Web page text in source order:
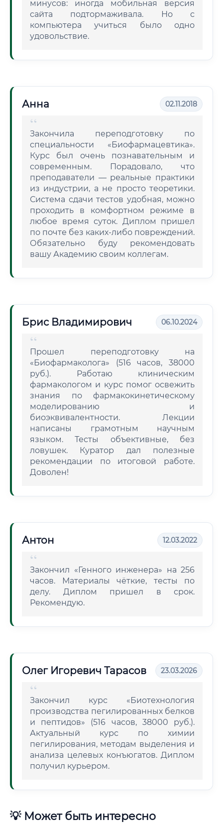
минусов: иногда мобильная версия
сайта подтормаживала. Но с
компьютера учиться было одно
удовольствие.
Анна 02.11.2018
Закончила переподготовку по
специальности «Биофармацевтика».
Курс был очень познавательным и
современным. Порадовало, что
преподаватели — реальные практики
из индустрии, а не просто теоретики.
Система сдачи тестов удобная, можно
проходить в комфортном режиме в
любое время суток. Диплом пришел
по почте без каких-либо повреждений.
Обязательно буду рекомендовать
вашу Академию своим коллегам.
Брис Владимирович 06.10.2024
Прошел переподготовку на
«Биофармаколога» (516 часов, 38000
руб.). Работаю клиническим
фармакологом и курс помог освежить
знания по фармакокинетическому
моделированию и
биоэквивалентности. Лекции
написаны грамотным научным
языком. Тесты объективные, без
ловушек. Куратор дал полезные
рекомендации по итоговой работе.
Доволен!
Антон 12.03.2022
Закончил «Генного инженера» на 256
часов. Материалы чёткие, тесты по
делу. Диплом пришел в срок.
Рекомендую.
Олег Игоревич Тарасов 23.03.2026
Закончил курс «Биотехнология
производства пегилированных белков
и пептидов» (516 часов, 38000 руб.).
Актуальный курс по химии
пегилирования, методам выделения и
анализа целевых конъюгатов. Диплом
получил курьером.
💡 Может быть интересно